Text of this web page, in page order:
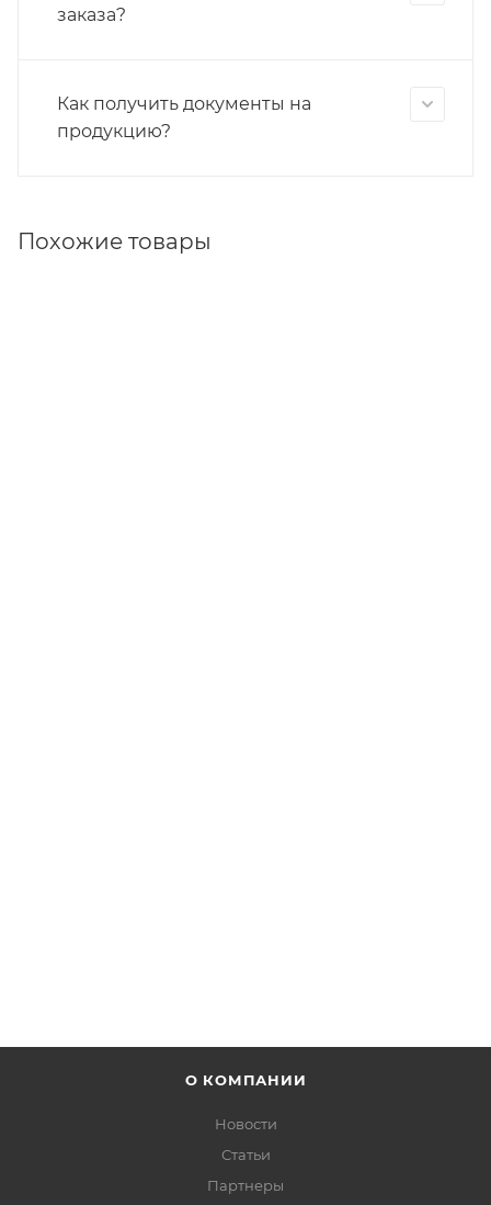
заказа?
Как получить документы на
продукцию?
Похожие товары
О КОМПАНИИ
Новости
Статьи
Партнеры